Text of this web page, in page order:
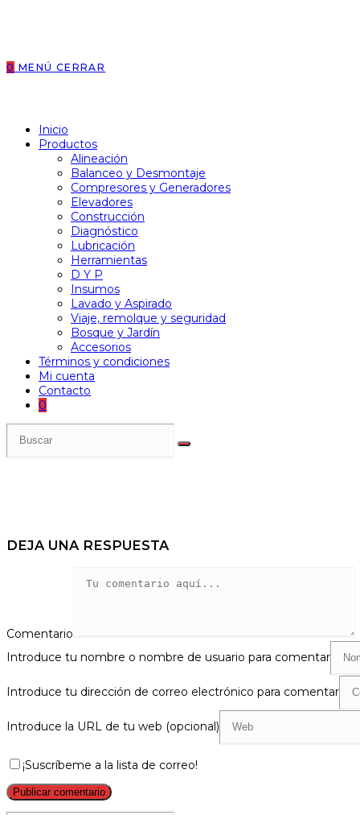
0 MENÚ CERRAR
Inicio
Productos
Alineación
Balanceo y Desmontaje
Compresores y Generadores
Elevadores
Construcción
Diagnóstico
Lubricación
Herramientas
D Y P
Insumos
Lavado y Aspirado
Viaje, remolque y seguridad
Bosque y Jardín
Accesorios
Términos y condiciones
Mi cuenta
Contacto
0
DEJA UNA RESPUESTA
Comentario
Introduce tu nombre o nombre de usuario para comentar
Introduce tu dirección de correo electrónico para comentar
Introduce la URL de tu web (opcional)
¡Suscríbeme a la lista de correo!